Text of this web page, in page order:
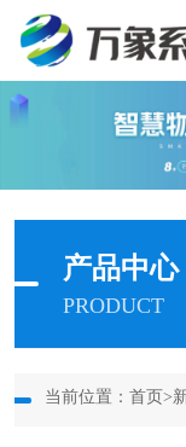
产品中心
PRODUCT
当前位置： 首页 >